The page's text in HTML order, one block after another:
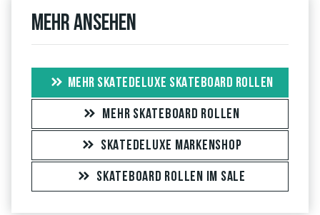
Mehr ansehen
MEHR SKATEDELUXE SKATEBOARD ROLLEN
MEHR SKATEBOARD ROLLEN
SKATEDELUXE MARKENSHOP
SKATEBOARD ROLLEN IM SALE